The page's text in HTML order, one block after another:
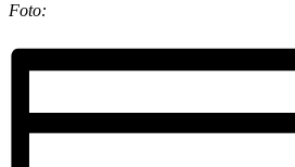
Foto: